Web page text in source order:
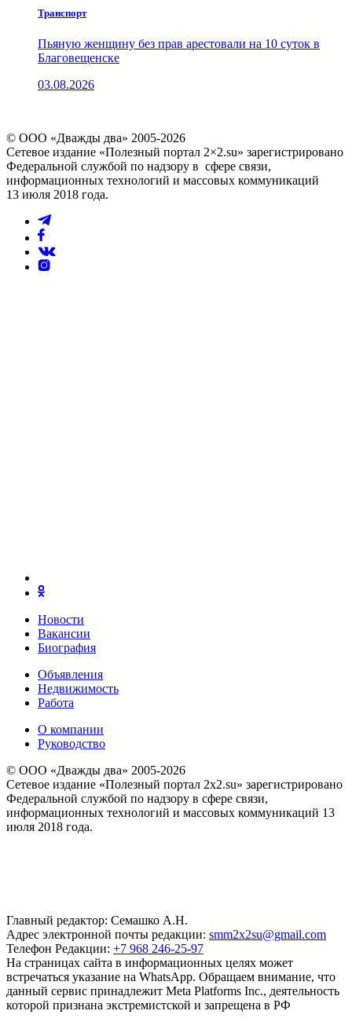
Транспорт
Пьяную женщину без прав арестовали на 10 суток в
Благовещенске
03.08.2026
© ООО «Дважды два» 2005-2026
Сетевое издание «Полезный портал 2×2.su» зарегистрировано
Федеральной службой по надзору в сфере связи,
информационных технологий и массовых коммуникаций
13 июля 2018 года.
Новости
Вакансии
Биография
Объявления
Недвижимость
Работа
О компании
Руководство
© ООО «Дважды два» 2005-2026
Сетевое издание «Полезный портал 2x2.su» зарегистрировано
Федеральной службой по надзору в сфере связи,
информационных технологий и массовых коммуникаций 13
июля 2018 года.
Главный редактор: Семашко А.Н.
Адрес электронной почты редакции: smm2x2su@gmail.com
Телефон Редакции: +7 968 246-25-97
На страницах сайта в информационных целях может
встречаться указание на WhatsApp. Обращаем внимание, что
данный сервис принадлежит Meta Platforms Inc., деятельность
которой признана экстремистской и запрещена в РФ